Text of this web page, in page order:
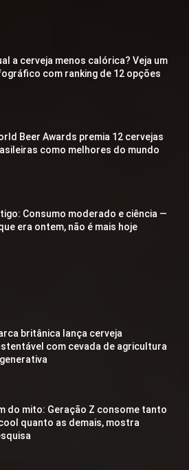
a cerveja menos calórica? Veja um
com ranking de 12 opções
Beer Awards premia 12 cervejas
como melhores do mundo
Consumo moderado e ciência —
era ontem, não é mais hoje
britânica lança cerveja
com cevada de agricultura
do mito: Geração Z consome tanto
quanto as demais, mostra